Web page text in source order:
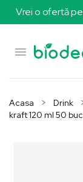
Vrei o ofertă

Acasa Drink
kraft 120 ml 50 buc